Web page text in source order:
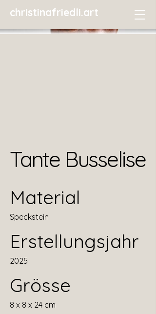
christinafriedli.art
Tante Busselise
Material
Speckstein
Erstellungsjahr
2025
Grösse
8 x 8 x 24 cm